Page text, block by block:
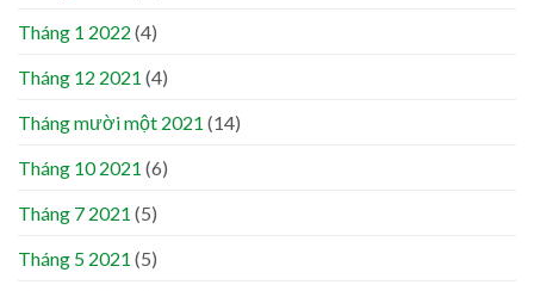
Tháng 1 2022 (4)
Tháng 12 2021 (4)
Tháng mười một 2021 (14)
Tháng 10 2021 (6)
Tháng 7 2021 (5)
Tháng 5 2021 (5)